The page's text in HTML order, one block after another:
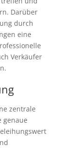
Darüber
durch
eine
Verkäufer
zentrale
genaue